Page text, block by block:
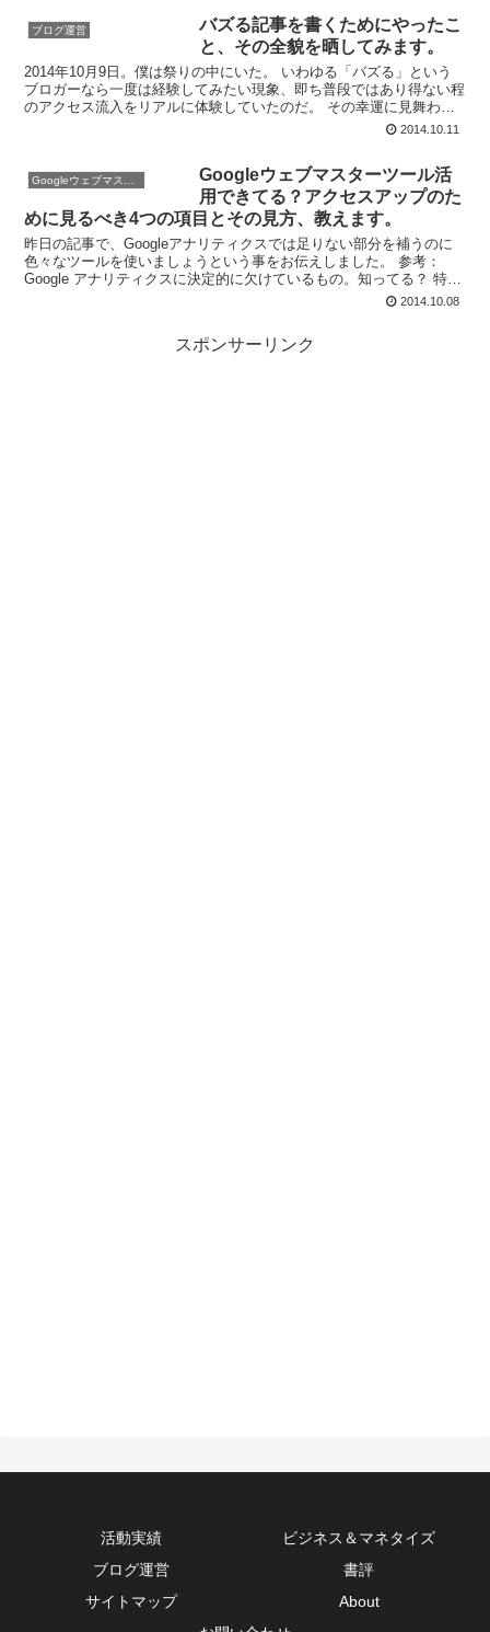
ブログ運営
バズる記事を書くためにやったこ
と、その全貌を晒してみます。
2014年10月9日。僕は祭りの中にいた。 いわゆる「バズる」という
ブロガーなら一度は経験してみたい現象、即ち普段ではあり得ない程
のアクセス流入をリアルに体験していたのだ。 その幸運に見舞われ
2014.10.11
Googleウェブマスターツール
Googleウェブマスターツール活
用できてる？アクセスアップのた
めに見るべき4つの項目とその見方、教えます。
昨日の記事で、Googleアナリティクスでは足りない部分を補うのに
色々なツールを使いましょうという事をお伝えしました。 参考：
Google アナリティクスに決定的に欠けているもの。知ってる？ 特
2014.10.08
スポンサーリンク
活動実績
ビジネス＆マネタイズ
ブログ運営
書評
サイトマップ
About